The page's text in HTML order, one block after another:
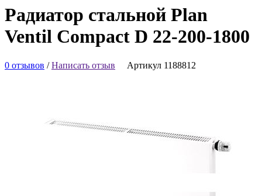
Радиатор стальной Plan
Ventil Compact D 22-200-1800
0 отзывов /Написать отзыв Артикул 1188812